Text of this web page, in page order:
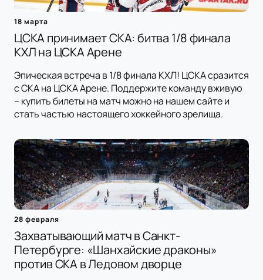
18 марта
ЦСКА принимает СКА: битва 1/8 финала
КХЛ на ЦСКА Арене
Эпическая встреча в 1/8 финала КХЛ! ЦСКА сразится
с СКА на ЦСКА Арене. Поддержите команду вживую
– купить билеты на матч можно на нашем сайте и
стать частью настоящего хоккейного зрелища.
28 февраля
Захватывающий матч в Санкт-
Петербурге: «Шанхайские драконы»
против СКА в Ледовом дворце